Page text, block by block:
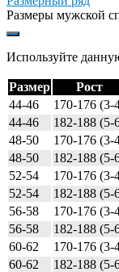
Размеры мужской
Используйте
Размер
Рост
44-46
170-176 (3-
44-46
182-188 (5-
48-50
170-176 (3-
48-50
182-188 (5-
52-54
170-176 (3-
52-54
182-188 (5-
56-58
170-176 (3-
56-58
182-188 (5-
60-62
170-176 (3-
60-62
182-188 (5-